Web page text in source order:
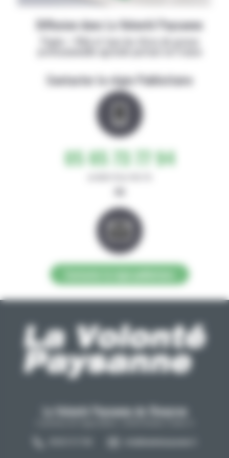
Diffusion dans La Volonté Paysanne
Papier + Web et tous les titres de presse
Contacter la régie Publicitaire
05 65 73 77 94
ou
La Volonté Paysanne de l'Aveyron